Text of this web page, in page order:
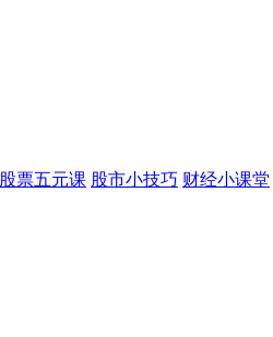
股票五元课 股市小技巧 财经小课堂